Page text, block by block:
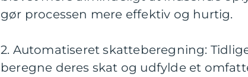
gør processen mere effektiv og hurtig.
2. Automatiseret skatteberegning:
beregne deres skat og udfylde et